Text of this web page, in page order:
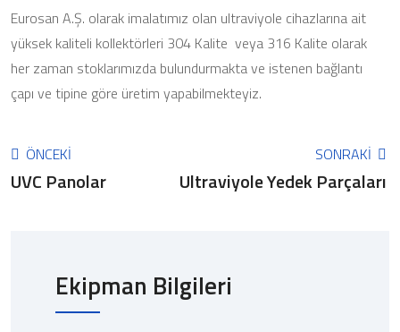
Eurosan A.Ş. olarak imalatımız olan ultraviyole cihazlarına ait
yüksek kaliteli kollektörleri 304 Kalite veya 316 Kalite olarak
her zaman stoklarımızda bulundurmakta ve istenen bağlantı
çapı ve tipine göre üretim yapabilmekteyiz.
ÖNCEKI
UVC Panolar
SONRAKI
Ultraviyole Yedek Parçaları
Ekipman Bilgileri